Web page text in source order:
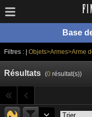
Base
Filtres : | Objets>Armes>Arme
Résultats (0résultat(s))